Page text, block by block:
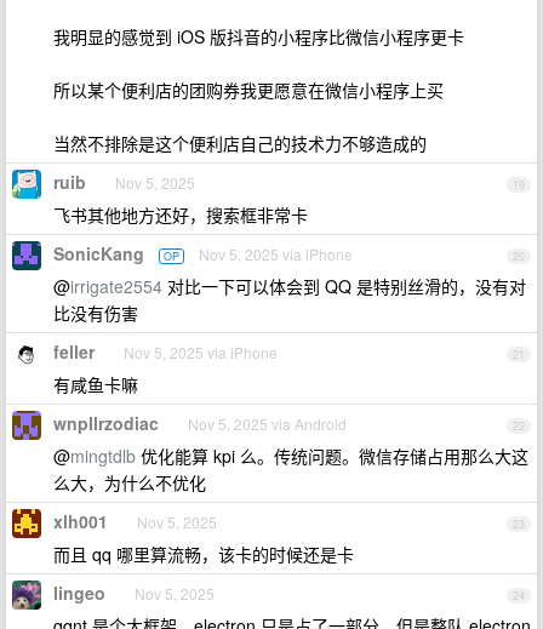
我明显的感觉到 iOS 版抖音的小程序比微信小程序更卡
所以某个便利店的团购券我更愿意在微信小程序上买
当然不排除是这个便利店自己的技术力不够造成的
19
ruib Nov 5, 2025
飞书其他地方还好，搜索框非常卡
20
SonicKang OP Nov 5, 2025 via iPhone
@irrigate2554 对比一下可以体会到 QQ 是特别丝滑的，没有对
比没有伤害
21
feller Nov 5, 2025 via iPhone
有咸鱼卡嘛
22
wnpllrzodiac Nov 5, 2025 via Android
@mingtdlb 优化能算 kpi 么。传统问题。微信存储占用那么大这
么大，为什么不优化
23
xlh001 Nov 5, 2025
而且 qq 哪里算流畅，该卡的时候还是卡
24
lingeo Nov 5, 2025